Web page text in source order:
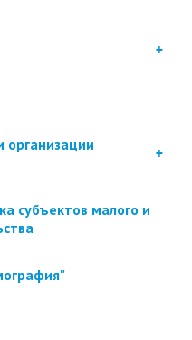
организации
субъектов малого и